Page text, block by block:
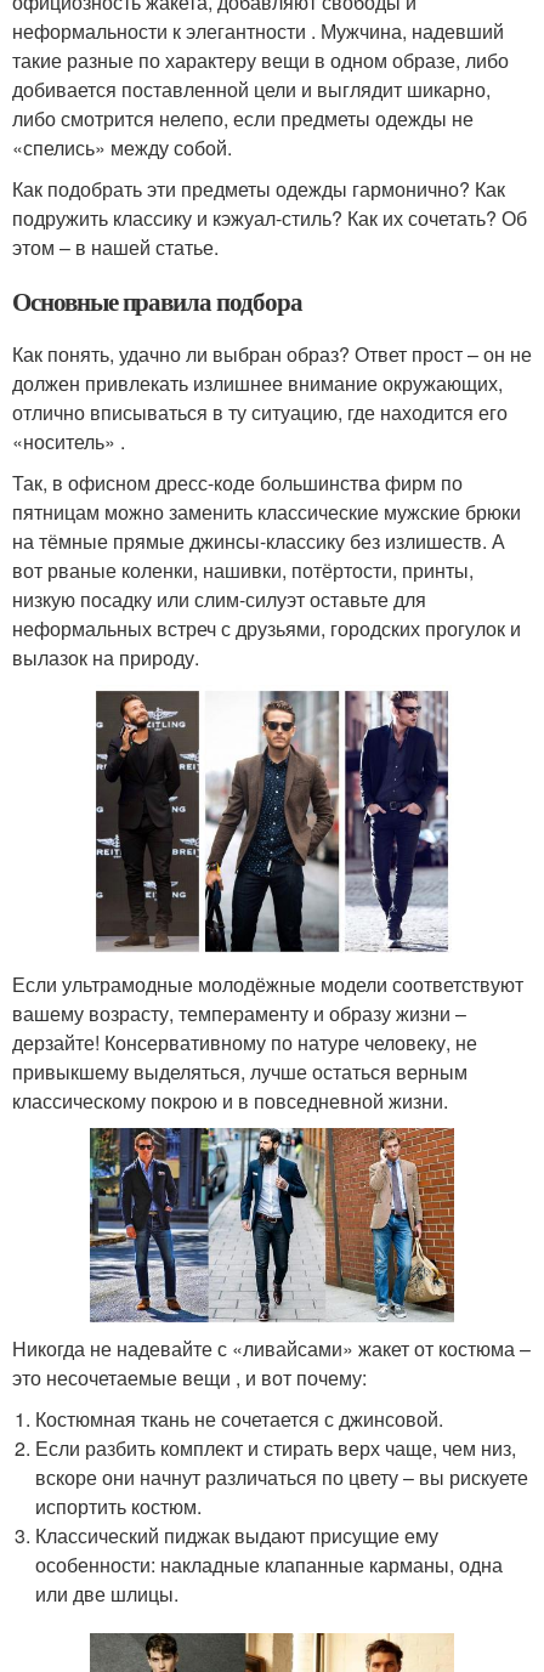
неформальности к элегантности . Мужчина, надевший
такие разные по характеру вещи в одном образе, либо
добивается поставленной цели и выглядит шикарно,
либо смотрится нелепо, если предметы одежды не
«спелись» между собой.
Как подобрать эти предметы одежды гармонично? Как
подружить классику и кэжуал-стиль? Как их сочетать? Об
этом – в нашей статье.
Основные правила подбора
Как понять, удачно ли выбран образ? Ответ прост – он не
должен привлекать излишнее внимание окружающих,
отлично вписываться в ту ситуацию, где находится его
«носитель» .
Так, в офисном дресс-коде большинства фирм по
пятницам можно заменить классические мужские брюки
на тёмные прямые джинсы-классику без излишеств. А
вот рваные коленки, нашивки, потёртости, принты,
низкую посадку или слим-силуэт оставьте для
неформальных встреч с друзьями, городских прогулок и
вылазок на природу.
Если ультрамодные молодёжные модели соответствуют
вашему возрасту, темпераменту и образу жизни –
дерзайте! Консервативному по натуре человеку, не
привыкшему выделяться, лучше остаться верным
классическому покрою и в повседневной жизни.
Никогда не надевайте с «ливайсами» жакет от костюма –
это несочетаемые вещи , и вот почему:
Костюмная ткань не сочетается с джинсовой.
Если разбить комплект и стирать верх чаще, чем низ,
вскоре они начнут различаться по цвету – вы рискуете
испортить костюм.
Классический пиджак выдают присущие ему
особенности: накладные клапанные карманы, одна
или две шлицы.